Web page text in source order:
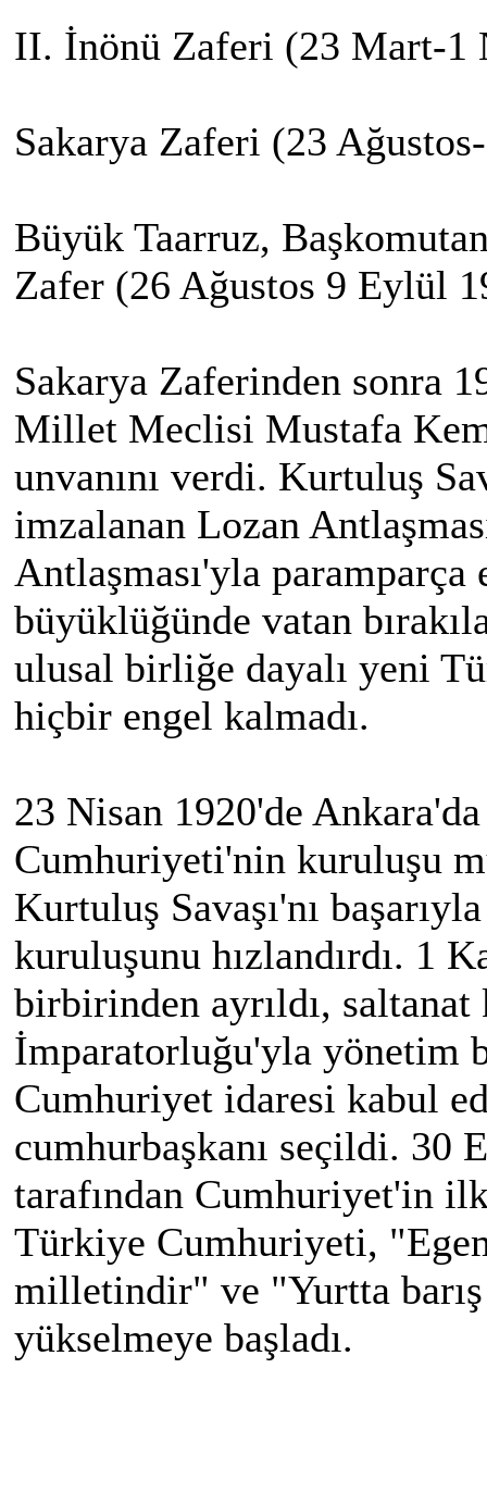
II. İnönü Zaferi (23 Mart-1
Sakarya Zaferi (23
Büyük Taarruz,
Zafer (26 Ağustos 9 Eylül
Sakarya Zaferinden sonra
Millet Meclisi Mustafa
unvanını verdi. Kurtuluş
imzalanan Lozan
Antlaşması'yla
büyüklüğünde vatan
ulusal birliğe dayalı yeni
hiçbir engel kalmadı.
23 Nisan 1920'de
Cumhuriyeti'nin kuruluşu
Kurtuluş Savaşı'nı
kuruluşunu hızlandırdı. 1
birbirinden ayrıldı, saltanat
İmparatorluğu'yla yönetim
Cumhuriyet idaresi kabul
cumhurbaşkanı seçildi. 30
tarafından Cumhuriyet'in
Türkiye Cumhuriyeti,
milletindir" ve "Yurtta
yükselmeye başladı.